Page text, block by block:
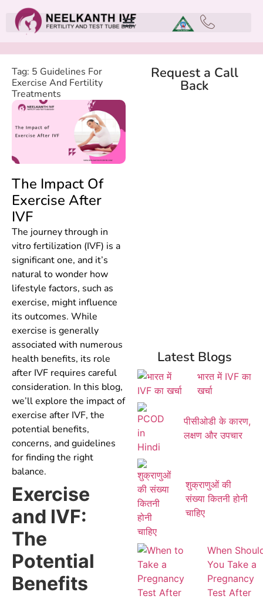
Tag: 5 Guidelines For
Exercise And Fertility
Treatments
The Impact Of
Exercise After
IVF
The journey through in
vitro fertilization (IVF) is a
significant one, and it’s
natural to wonder how
lifestyle factors, such as
exercise, might influence
its outcomes. While
exercise is generally
associated with numerous
health benefits, its role
after IVF requires careful
consideration. In this blog,
we’ll explore the impact of
exercise after IVF, the
potential benefits,
concerns, and guidelines
for finding the right
balance.
Exercise
and IVF:
The
Potential
Benefits
Request a Call
Back
Latest Blogs
भारत में IVF का
खर्चा
पीसीओडी के कारण,
लक्षण और उपचार
शुक्राणुओं की
संख्या कितनी होनी
चाहिए
When
You Take a
Pregnancy
Test After